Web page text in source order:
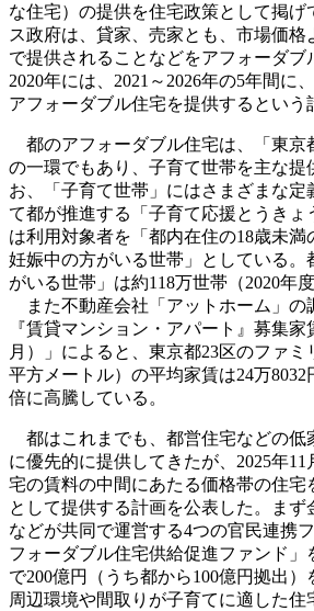
な住宅）の提供を住宅政策として掲げ
ス政府は、貸家、売家とも、市場価格
で提供されることなどをアフォーダブ
2020年には、2021～2026年の5年間に
アフォーダブル住宅を提供するという
都のアフォーダブル住宅は、「東京
の一環でもあり、子育て世帯を主な提
お、「子育て世帯」にはさまざまな定
て都が推進する「子育て応援とうきょ
は利用対象者を「都内在住の18歳未満
妊娠中の方がいる世帯」としている。
がいる世帯」は約118万世帯（2020年
また不動産会社「アットホーム」の
『賃貸マンション・アパート』募集家
月）」によると、東京都23区のファミ
平方メートル）の平均家賃は24万8032
倍に高騰している。
都はこれまでも、都営住宅などの低
に優先的に提供してきたが、2025年
宅の賃料の中間にあたる価格帯の住宅
として提供する計画を公表した。ま
などが共同で運営する4つの官民連携
フォーダブル住宅供給促進ファンド」
で200億円（うち都から100億円拠出）
周辺環境や間取りが子育てに適した住